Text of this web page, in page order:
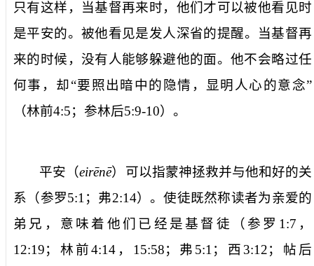
只有这样，当基督再来时，他们才可以被他看见时
是平安的。 被他看见是发人深省的提醒。当基督再
来的时候，没有人能够躲避他的面。他不会略过任
何事，却“要照出暗中的隐情，显明人心的意念”
（林前4:5；参林后5:9-10）。
平安 （eirēnē）可以指蒙神拯救并与他和好的关
系（参罗5:1 ；弗2:14）。使徒既然称读者为亲爱的
弟兄 ，意味着他们已经是基督徒（参罗 1:7 ，
12:19；林前4:14， 15:58；弗 5:1 ；西 3:12；帖后